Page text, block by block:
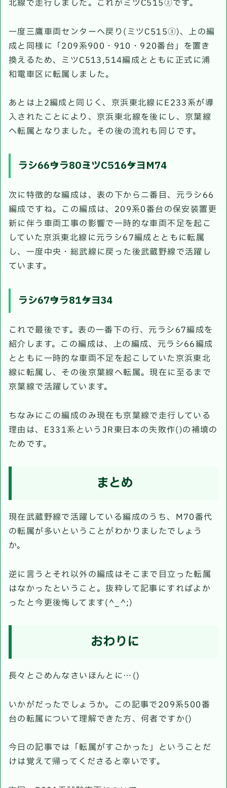
北線で走行しました。これがミツC515②です。
一度三鷹車両センターへ戻り(ミツC515③)、上の編
成と同様に「209系900・910・920番台」を置き
換えるため、ミツC513,514編成とともに正式に浦
和電車区に転属しました。
あとは上2編成と同じく、京浜東北線にE233系が導
入されたことにより、京浜東北線を後にし、京葉線
へ転属となりました。その後の流れも同じです。
ラシ66→ウラ80→ミツC516→ケヨM74
次に特徴的な編成は、表の下からニ番目、元ラシ66
編成ですね。この編成は、209系0番台の保安装置更
新に伴う車両工事の影響で一時的な車両不足を起こ
していた京浜東北線に元ラシ67編成とともに転属
し、一度中央・総武線に戻った後武蔵野線で活躍し
ています。
ラシ67→ウラ81→ケヨ34
これで最後です。表の一番下の行、元ラシ67編成を
紹介します。この編成は、上の編成、元ラシ66編成
とともに一時的な車両不足を起こしていた京浜東北
線に転属し、その後京葉線へ転属。現在に至るまで
京葉線で活躍しています。
ちなみにこの編成のみ現在も京葉線で走行している
理由は、E331系というJR東日本の失敗作()の補填の
ためです。
まとめ
現在武蔵野線で活躍している編成のうち、M70番代
の転属が多いということがわかりましたでしょう
か。
逆に言うとそれ以外の編成はそこまで目立った転属
はなかったということ。抜粋して記事にすればよか
ったと今更後悔してます(^_^;)
おわりに
長々とごめんなさいほんとに…()
いかがだったでしょうか。この記事で209系500番
台の転属について理解できた方、何者ですか()
今日の記事では「転属がすごかった」ということだ
けは覚えて帰ってくださると幸いです。